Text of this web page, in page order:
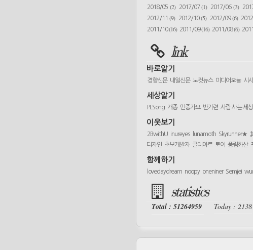
2018/05 (2) 2017/07(1) 2017/06(3)
2012/11(9) 2012/10(5) 2012/09(6)
2011/10(16) 2011/09(16) 2011/08(6)
link
바로알기
경향신문 내일신문 노컷뉴스 미디어오늘 시
세상알기
PLSong 개종 민중가요 반기련 사람 사는 세상
이웃보기
2BwithU inureyes lunamoth Skyrunner★
디자인 초보개발자 클리아르 토이 풍림화산
함께하기
lovedaydream noopy oneniner Semjei
statistics
Total : 51264959 Today : 2138